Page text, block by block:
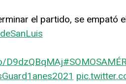
el partido, se empató
D9dzQBqMAj